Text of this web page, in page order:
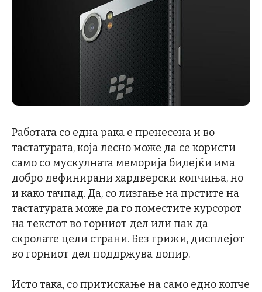
Работата со една рака е пренесена и во
тастатурата, која лесно може да се користи
само со мускулната меморија бидејќи има
добро дефинирани хардверски копчиња, но
и како тачпад. Да, со лизгање на прстите на
тастатурата може да го поместите курсорот
на текстот во горниот дел или пак да
скролате цели страни. Без грижи, дисплејот
во горниот дел поддржува допир.
Исто така, со притискање на само едно копче